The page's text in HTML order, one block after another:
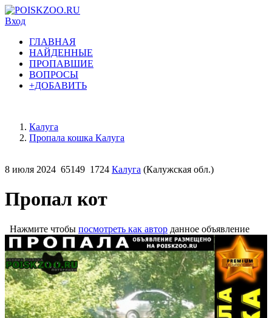
Вход
ГЛАВНАЯ
НАЙДЕННЫЕ
ПРОПАВШИЕ
ВОПРОСЫ
+ДОБАВИТЬ
Калуга
Пропала кошка Калуга
8 июля 2024 65149 1724 Калуга (Калужская обл.)
Пропал кот
Нажмите чтобы посмотреть как автор данное объявление